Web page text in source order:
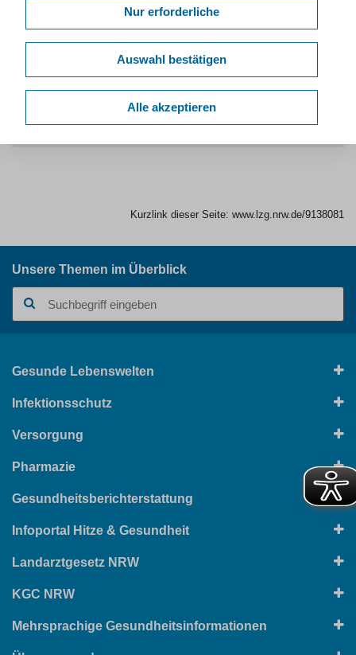
Kurzlink dieser Seite: www.lzg.nrw.de/9138081
Unsere Themen im Überblick
Gesunde Lebenswelten
Infektionsschutz
Versorgung
Pharmazie
Gesundheitsberichterstattung
Infoportal Hitze & Gesundheit
Landarztgesetz NRW
KGC NRW
Mehrsprachige Gesundheitsinformationen
Nur erforderliche
Auswahl bestätigen
Alle akzeptieren